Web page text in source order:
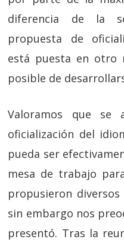
diferencia de la
propuesta de
está puesta en otro
posible de
Valoramos que se
oficialización del
pueda ser
mesa de trabajo
propusieron
sin embargo nos
presentó. Tras la